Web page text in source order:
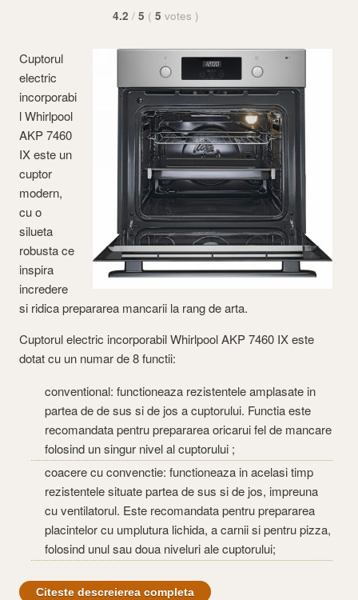
4.2 / 5 ( 5 votes )
Cuptorul
electric
incorporabi
l Whirlpool
AKP 7460
IX este un
cuptor
modern,
cu o
silueta
robusta ce
inspira
incredere
si ridica prepararea mancarii la rang de arta.
Cuptorul electric incorporabil Whirlpool AKP 7460 IX este
dotat cu un numar de 8 functii:
conventional: functioneaza rezistentele amplasate in
partea de de sus si de jos a cuptorului. Functia este
recomandata pentru prepararea oricarui fel de mancare
folosind un singur nivel al cuptorului ;
coacere cu convenctie: functioneaza in acelasi timp
rezistentele situate partea de sus si de jos, impreuna
cu ventilatorul. Este recomandata pentru prepararea
placintelor cu umplutura lichida, a carnii si pentru pizza,
folosind unul sau doua niveluri ale cuptorului;
Citeste descreierea completa